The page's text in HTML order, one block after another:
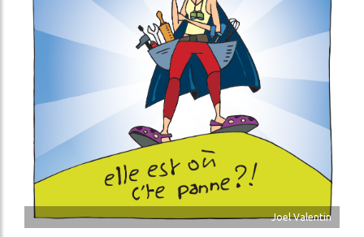
Joel Valentin